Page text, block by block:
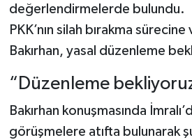
değerlendirmelerde bulundu.
PKK’nın silah bırakma
Bakırhan, yasal düzenleme
“Düzenleme
Bakırhan konuşmasında
görüşmelere atıfta bulunarak